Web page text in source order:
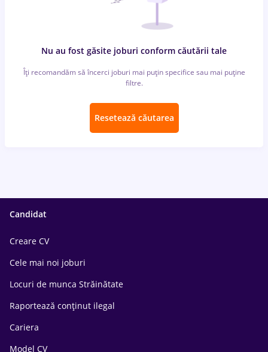
Nu au fost găsite joburi conform căutării tale
Îți recomandăm să încerci joburi mai puțin specifice sau mai puține
filtre.
Resetează căutarea
Candidat
Creare CV
Cele mai noi joburi
Locuri de munca Străinătate
Raportează conținut ilegal
Cariera
Model CV